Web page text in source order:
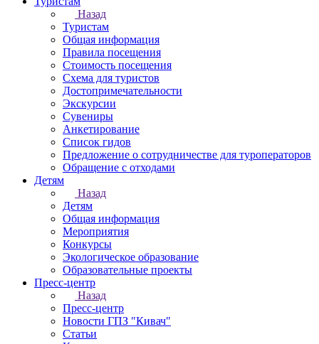
Назад
Туристам
Общая информация
Правила посещения
Стоимость посещения
Схема для туристов
Достопримечательности
Экскурсии
Сувениры
Анкетирование
Список гидов
Предложение о сотрудничестве для туроператоров
Обращение с отходами
Детям
Назад
Детям
Общая информация
Мероприятия
Конкурсы
Экологическое образование
Образовательные проекты
Пресс-центр
Назад
Пресс-центр
Новости ГПЗ "Кивач"
Статьи